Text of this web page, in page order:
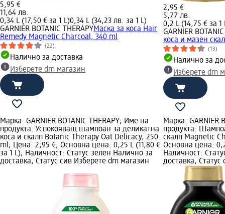
5,95 €
11,64 лв.
0,34 L (17,50 € за 1 L)0,34 L (34,23 лв. за 1 L)
GARNIER BOTANIC THERAPYМаска за коса Hair
Remedy Magnetic Charcoal, 340 ml
(22)
Налично за доставка
Изберете dm магазин
2,95 €
5,77 лв.
0,2 L (14,75 € за 1
GARNIER
коса и мазен
(13)
Налично за
Изберете dm
Марка: GARNIER BOTANIC THERAPY; Име на
продукта: Успокояващ шампоан за деликатна
коса и скалп Botanic Therapy Oat Delicacy, 250
ml; Цена: 2,95 €; Основна цена: 0,25 L (11,80 €
за 1 L); Наличност: Статус зелен Налично за
доставка, Статус сив Изберете dm магазин
Марка: GARNIER
продукта:
скалп Magnetic
Основна цена:
Наличност:
доставка,